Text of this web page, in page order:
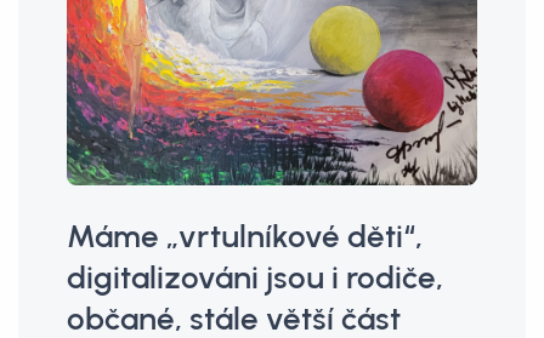
Máme „vrtulníkové děti“,
digitalizováni jsou i rodiče,
občané, stále větší část